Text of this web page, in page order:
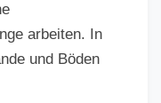
arbeiten. In
und Böden